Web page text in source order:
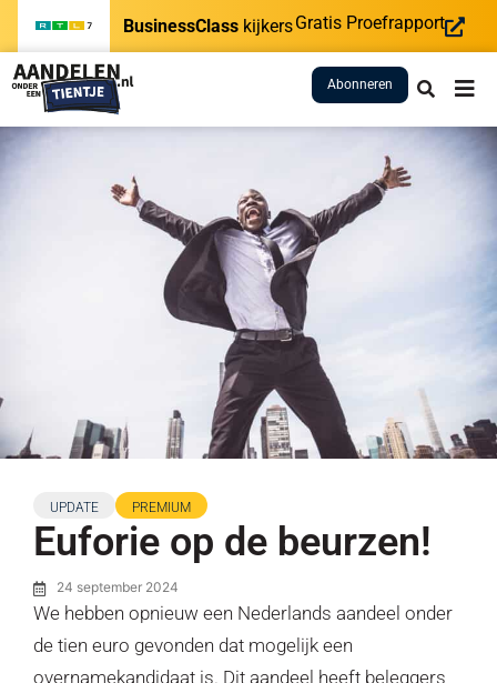
BusinessClass kijkersGratis Proefrapport
Abonneren
UPDATE PREMIUM
Euforie op de beurzen!
24 september 2024
We hebben opnieuw een Nederlands aandeel onder
de tien euro gevonden dat mogelijk een
overnamekandidaat is. Dit aandeel heeft beleggers